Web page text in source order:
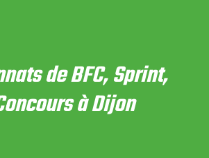
de BFC, Sprint,
à Dijon